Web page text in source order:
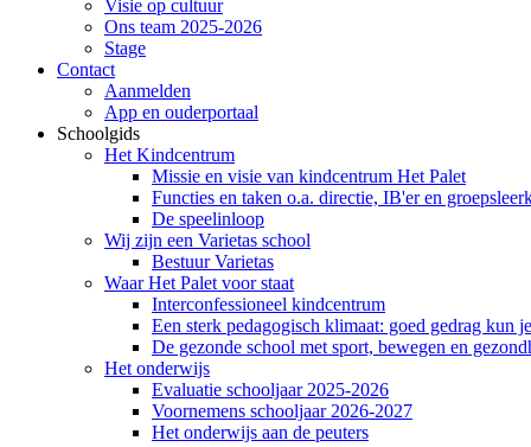
Visie op cultuur
Ons team 2025-2026
Stage
Contact
Aanmelden
App en ouderportaal
Schoolgids
Het Kindcentrum
Missie en visie van kindcentrum Het Palet
Functies en taken o.a. directie, IB'er en
De speelinloop
Wij zijn een Varietas school
Bestuur Varietas
Waar Het Palet voor staat
Interconfessioneel kindcentrum
Een sterk pedagogisch klimaat: goed gedrag kun
De gezonde school met sport, bewegen en
Het onderwijs
Evaluatie schooljaar 2025-2026
Voornemens schooljaar 2026-2027
Het onderwijs aan de peuters